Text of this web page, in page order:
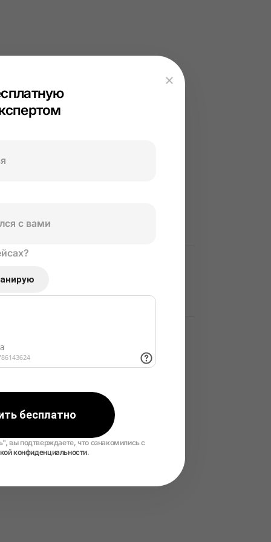
Маркировка «Честный Знак» в 2025
маркетплейсов
бесплатно
вы подтверждаете, что ознакомились с
конфиденциальности.